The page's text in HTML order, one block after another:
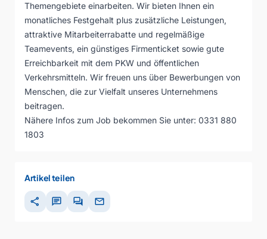
Themengebiete einarbeiten. Wir bieten Ihnen ein
monatliches Festgehalt plus zusätzliche Leistungen,
attraktive Mitarbeiterrabatte und regelmäßige
Teamevents, ein günstiges Firmenticket sowie gute
Erreichbarkeit mit dem PKW und öffentlichen
Verkehrsmitteln. Wir freuen uns über Bewerbungen von
Menschen, die zur Vielfalt unseres Unternehmens
beitragen.
Nähere Infos zum Job bekommen Sie unter: 0331 880
1803
Artikel teilen
share chat forum mail